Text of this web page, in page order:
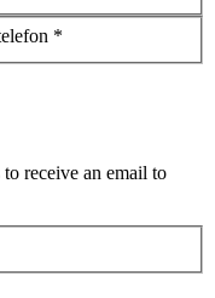
*
to receive an email to